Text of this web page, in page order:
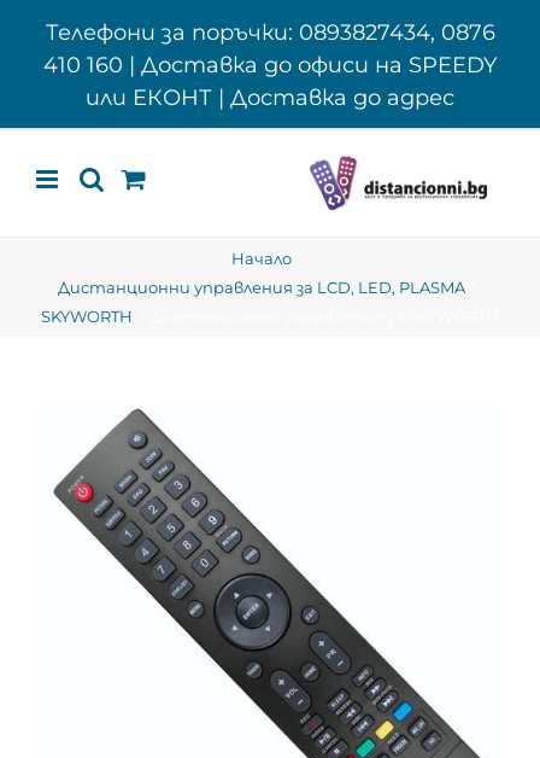
Телефони за поръчки: 0893827434, 0876
410 160 | Доставка до офиси на SPEEDY
или ЕКОНТ | Доставка до адрес
Начало
Дистанционни управления за LCD, LED, PLASMA
SKYWORTH